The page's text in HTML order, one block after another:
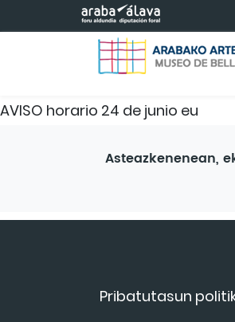
Eduki nagusira joan
AVISO horario 24 de junio eu
Asteazkenenean,
Pribatutasun